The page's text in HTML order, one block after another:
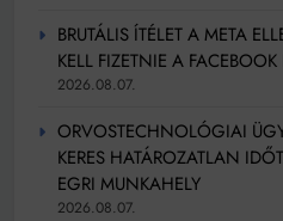
BRUTÁLIS ÍTÉLET A META
KELL FIZETNIE A
2026.08.07.
ORVOSTECHNOLÓGIAI
KERES HATÁROZATLAN
EGRI MUNKAHELY
2026.08.07.